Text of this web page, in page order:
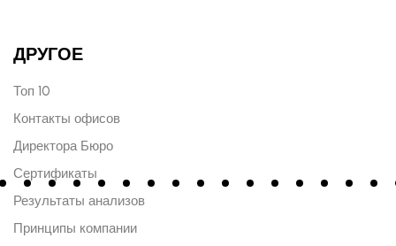
ДРУГОЕ
Топ 10
Контакты офисов
Директора Бюро
Сертификаты
Результаты анализов
Принципы компании